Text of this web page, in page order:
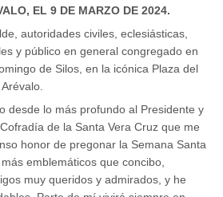
EL 9 DE MARZO DE 2024.
autoridades civiles, eclesiásticas,
y público en general congregado en
de Silos, en la icónica Plaza del
desde lo más profundo al Presidente y
de la Santa Vera Cruz que me
honor de pregonar la Semana Santa
emblemáticos que concibo,
muy queridos y admirados, y he